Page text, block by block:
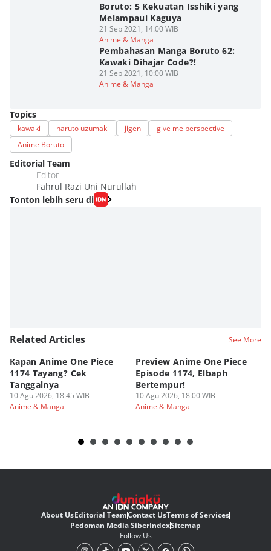
Boruto: 5 Kekuatan Isshiki yang
Melampaui Kaguya
21 Sep 2021, 14:00 WIB
Anime & Manga
Pembahasan Manga Boruto 62:
Kawaki Dihajar Code?!
21 Sep 2021, 10:00 WIB
Anime & Manga
Topics
kawaki naruto uzumaki jigen
give me perspective
Anime Boruto
Editorial Team
Editor
Fahrul Razi Uni Nurullah
Tonton lebih seru di
Related Articles See More
Kapan Anime One Piece
1174 Tayang? Cek
Tanggalnya
10 Agu 2026, 18:45 WIB
Anime & Manga
Preview Anime One Piece
Episode 1174, Elbaph
Bertempur!
10 Agu 2026, 18:00 WIB
Anime & Manga
About UsEditorial TeamContact UsTerms of Services
Pedoman Media SiberIndexSitemap
Follow Us